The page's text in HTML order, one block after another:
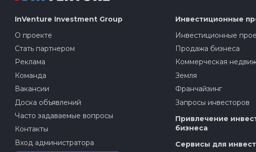
InVenture Investment Group
О проекте
Стать партнером
Реклама
Команда
Вакансии
Доска объявлений
Часто задаваемые вопросы
Контакты
Вход администратора
Инвестиционные
Инвестиционные
Продажа бизнеса
Коммерческая
Земля
Франчайзинг
Запросы инвесторов
Привлечение
бизнеса
Сервисы для